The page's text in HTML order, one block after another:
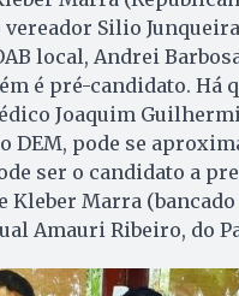
Silio
local, Andrei
é pré-candidato. Há
Joaquim
DEM, pode se
ser o candidato a
Kleber Marra
Amauri Ribeiro, do